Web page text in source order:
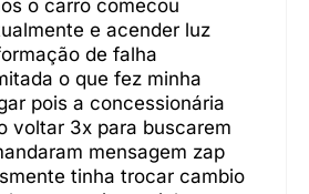
o carro comecou
e acender luz
de falha
o que fez minha
pois a concessionária
voltar 3x para buscarem
mensagem zap
tinha trocar cambio